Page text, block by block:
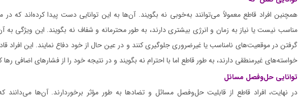
همچنین افراد قاطع معمولاً می‌توانند به‌خوبی نه بگویند. آن‌ها به این توانایی دست پیدا کرده‌اند که
مناسب نیست یا نیاز به زمان و انرژی بیشتری دارند، به طور محترمانه و شفاف نه بگویند. این ویژگی به
گرفتن در موقعیت‌های نامناسب یا غیرضروری جلوگیری کنند و در عین حال از خود دفاع نمایند. این افراد
خواسته‌های غیرمنطقی دارند، به طور قاطع اما با احترام نه بگویند و در نتیجه خود را از فشارهای اضافی رها
توانایی حل‌و‌فصل مسائل
در نهایت، افراد قاطع از قابلیت حل‌و‌فصل مسائل و تضادها به طور مؤثر برخوردارند. آن‌ها